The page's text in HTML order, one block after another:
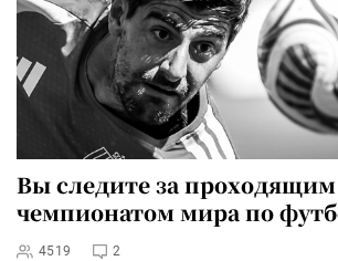
Вы следите за
чемпионатом мира по
4519 2